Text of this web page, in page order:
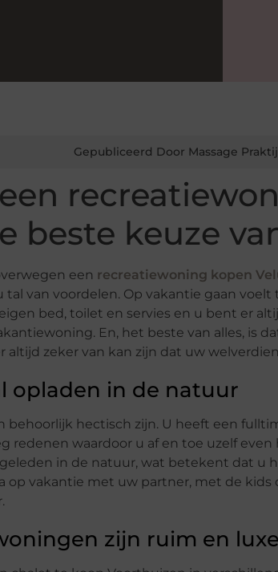
Gepubliceerd Door Massage
beste keuze
een recreatiewoning kopen
van voordelen. Op vakantie gaan
bed, toilet en servies en u bent er
En, het beste van alles, is
zeker van kan zijn dat uw
opladen in de natuur
behoorlijk hectisch zijn. U heeft een
redenen waardoor u af en toe uzelf
in de natuur, wat betekent dat u
op vakantie met uw partner, met de
zijn ruim en